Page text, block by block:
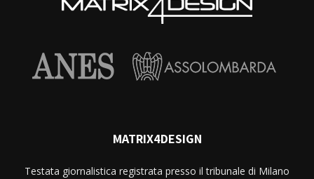
MATRIX4DESIGN
Testata giornalistica registrata presso il tribunale di Milano